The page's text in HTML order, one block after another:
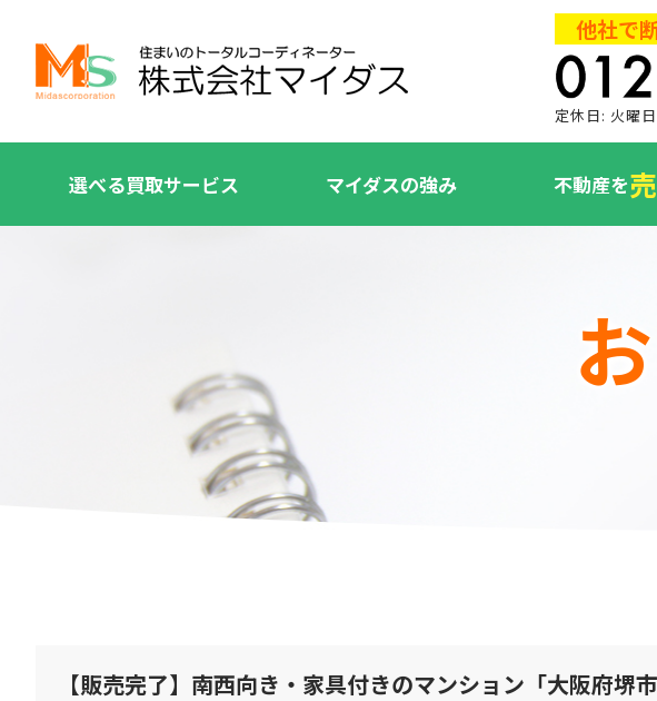
他社で
定休日: 火曜
選べる買取サービス マイダスの強み 不動産を
【販売完了】南西向き・家具付きのマンション「大阪府堺市